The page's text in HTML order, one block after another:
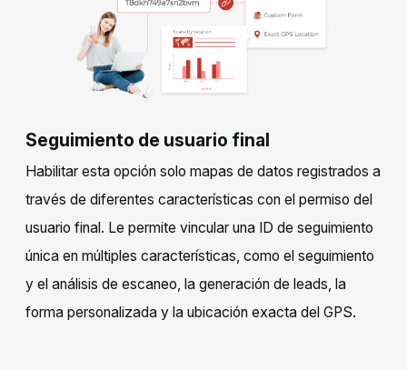
Seguimiento de usuario final
Habilitar esta opción solo mapas de datos registrados a
través de diferentes características con el permiso del
usuario final. Le permite vincular una ID de seguimiento
única en múltiples características, como el seguimiento
y el análisis de escaneo, la generación de leads, la
forma personalizada y la ubicación exacta del GPS.